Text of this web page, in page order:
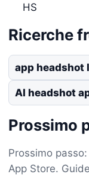
HS
Ricerche
app headshot
AI headshot
Prossimo
Prossimo
App Store.